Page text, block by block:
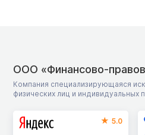
ООО «Финансово-
Компания специализирующаяся
физических лиц и индивидуальных
5.0